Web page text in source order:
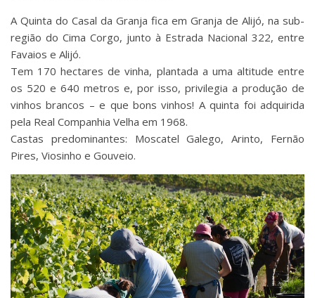
A Quinta do Casal da Granja fica em Granja de Alijó, na sub-
região do Cima Corgo, junto à Estrada Nacional 322, entre
Favaios e Alijó.
Tem 170 hectares de vinha, plantada a uma altitude entre
os 520 e 640 metros e, por isso, privilegia a produção de
vinhos brancos – e que bons vinhos! A quinta foi adquirida
pela Real Companhia Velha em 1968.
Castas predominantes: Moscatel Galego, Arinto, Fernão
Pires, Viosinho e Gouveio.